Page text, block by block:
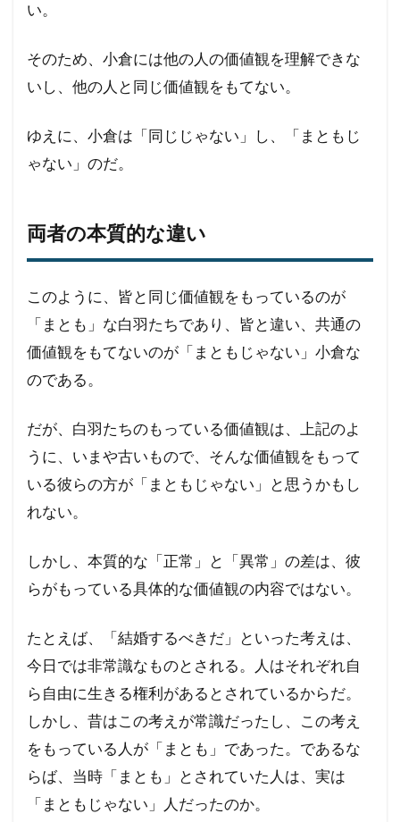
い。
そのため、小倉には他の人の価値観を理解できな
いし、他の人と同じ価値観をもてない。
ゆえに、小倉は「同じじゃない」し、「まともじ
ゃない」のだ。
両者の本質的な違い
このように、皆と同じ価値観をもっているのが
「まとも」な白羽たちであり、皆と違い、共通の
価値観をもてないのが「まともじゃない」小倉な
のである。
だが、白羽たちのもっている価値観は、上記のよ
うに、いまや古いもので、そんな価値観をもって
いる彼らの方が「まともじゃない」と思うかもし
れない。
しかし、本質的な「正常」と「異常」の差は、彼
らがもっている具体的な価値観の内容ではない。
たとえば、「結婚するべきだ」といった考えは、
今日では非常識なものとされる。人はそれぞれ自
ら自由に生きる権利があるとされているからだ。
しかし、昔はこの考えが常識だったし、この考え
をもっている人が「まとも」であった。であるな
らば、当時「まとも」とされていた人は、実は
「まともじゃない」人だったのか。